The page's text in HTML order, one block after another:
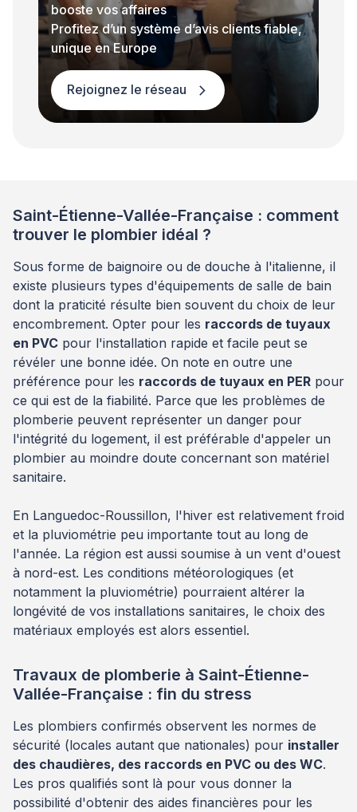
booste vos affaires
Profitez d’un système d’avis clients fiable,
unique en Europe
Rejoignez le réseau
Saint-Étienne-Vallée-Française : comment
trouver le plombier idéal ?
Sous forme de baignoire ou de douche à l'italienne, il
existe plusieurs types d'équipements de salle de bain
dont la praticité résulte bien souvent du choix de leur
encombrement. Opter pour les raccords de tuyaux
en PVC pour l'installation rapide et facile peut se
révéler une bonne idée. On note en outre une
préférence pour les raccords de tuyaux en PER pour
ce qui est de la fiabilité. Parce que les problèmes de
plomberie peuvent représenter un danger pour
l'intégrité du logement, il est préférable d'appeler un
plombier au moindre doute concernant son matériel
sanitaire.
En Languedoc-Roussillon, l'hiver est relativement froid
et la pluviométrie peu importante tout au long de
l'année. La région est aussi soumise à un vent d'ouest
à nord-est. Les conditions météorologiques (et
notamment la pluviométrie) pourraient altérer la
longévité de vos installations sanitaires, le choix des
matériaux employés est alors essentiel.
Travaux de plomberie à Saint-Étienne-
Vallée-Française : fin du stress
Les plombiers confirmés observent les normes de
sécurité (locales autant que nationales) pour installer
des chaudières, des raccords en PVC ou des WC.
Les pros qualifiés sont là pour vous donner la
possibilité d'obtenir des aides financières pour les